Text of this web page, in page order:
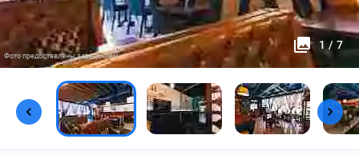
1 / 7
Фото предоставлены заведением